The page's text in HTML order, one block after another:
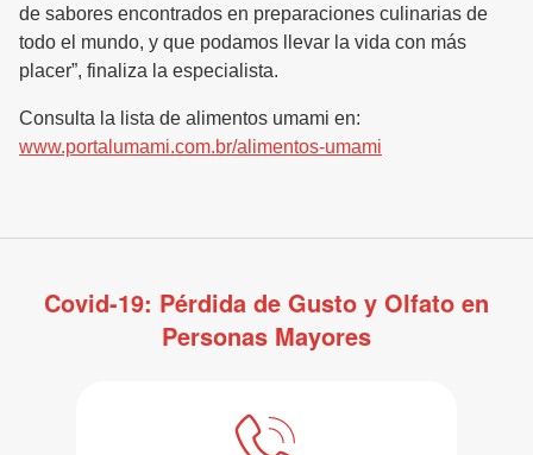
de sabores encontrados en preparaciones culinarias de
todo el mundo, y que podamos llevar la vida con más
placer”, finaliza la especialista.
Consulta la lista de alimentos umami en:
www.portalumami.com.br/alimentos-umami
Covid-19: Pérdida de Gusto y Olfato en
Personas Mayores